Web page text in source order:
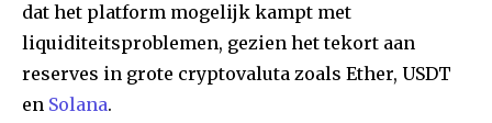
dat het platform mogelijk kampt met
liquiditeitsproblemen, gezien het tekort aan
reserves in grote cryptovaluta zoals Ether, USDT
en Solana.